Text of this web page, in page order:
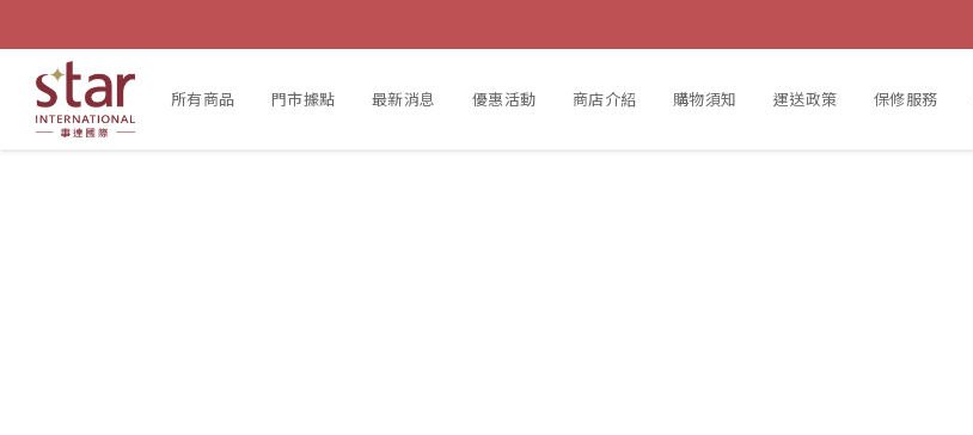
所有商品 門市據點 最新消息 優惠活動 商店介紹 購物須知 運送政策 保修服務